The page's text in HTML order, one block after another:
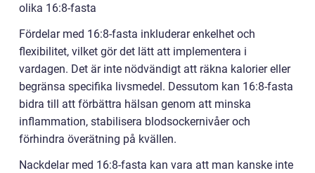
olika 16:8-fasta
Fördelar med 16:8-fasta inkluderar enkelhet och
flexibilitet, vilket gör det lätt att implementera i
vardagen. Det är inte nödvändigt att räkna kalorier eller
begränsa specifika livsmedel. Dessutom kan 16:8-fasta
bidra till att förbättra hälsan genom att minska
inflammation, stabilisera blodsockernivåer och
förhindra överätning på kvällen.
Nackdelar med 16:8-fasta kan vara att man kanske inte